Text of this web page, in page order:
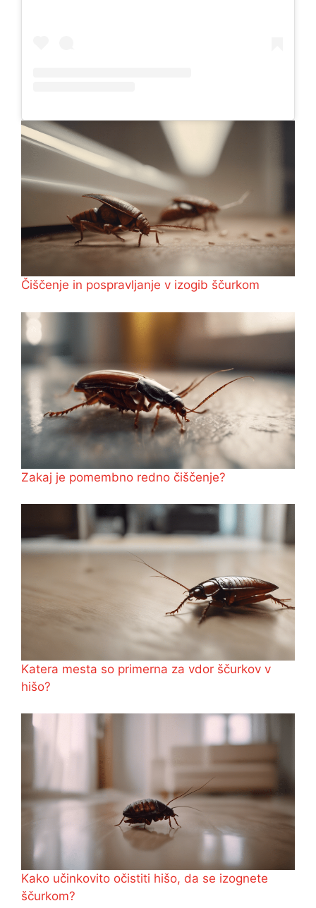
Čiščenje in pospravljanje v izogib ščurkom
Zakaj je pomembno redno čiščenje?
Katera mesta so primerna za vdor ščurkov v
hišo?
Kako učinkovito očistiti hišo, da se izognete
ščurkom?